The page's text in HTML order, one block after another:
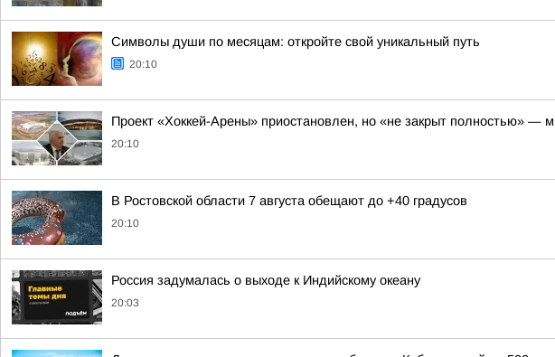
Символы души по месяцам: откройте свой уникальный путь
20:10
Проект «Хоккей-Арены» приостановлен, но «не закрыт полностью» —
20:10
В Ростовской области 7 августа обещают до +40 градусов
20:10
Россия задумалась о выходе к Индийскому океану
20:03